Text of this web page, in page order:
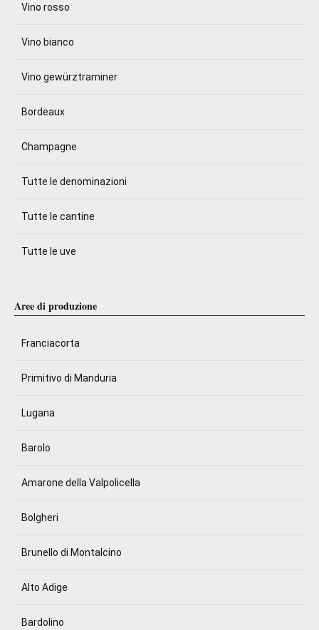
Vino rosso
Vino bianco
Vino gewürztraminer
Bordeaux
Champagne
Tutte le denominazioni
Tutte le cantine
Tutte le uve
Aree di produzione
Franciacorta
Primitivo di Manduria
Lugana
Barolo
Amarone della Valpolicella
Bolgheri
Brunello di Montalcino
Alto Adige
Bardolino